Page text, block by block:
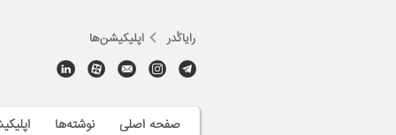
رایاکُدر اپلیکیشن‌ها
صفحه اصلی نوشته‌ها